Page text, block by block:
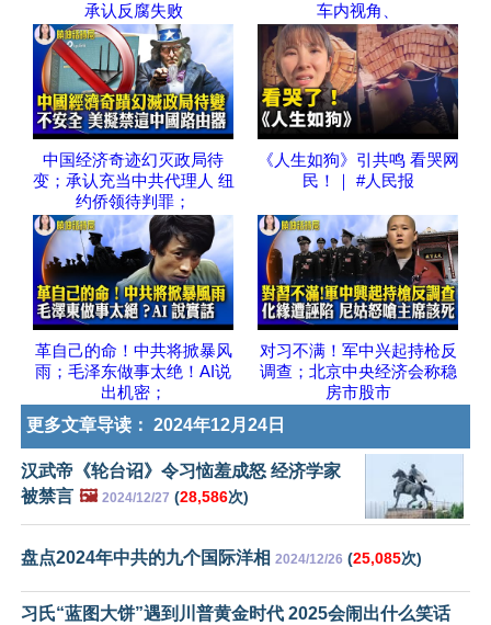
承认反腐失败
车内视角、
中国经济奇迹幻灭政局待
变；承认充当中共代理人 纽
约侨领待判罪；
《人生如狗》引共鸣 看哭网
民！｜ #人民报
革自己的命！中共将掀暴风
雨；毛泽东做事太绝！AI说
出机密；
对习不满！军中兴起持枪反
调查；北京中央经济会称稳
房市股市
更多文章导读： 2024年12月24日
汉武帝《轮台诏》令习恼羞成怒 经济学家
被禁言 🖼️ 2024/12/27 (28,586次)
盘点2024年中共的九个国际洋相 2024/12/26 (25,085次)
习氏“蓝图大饼”遇到川普黄金时代 2025会闹出什么笑话